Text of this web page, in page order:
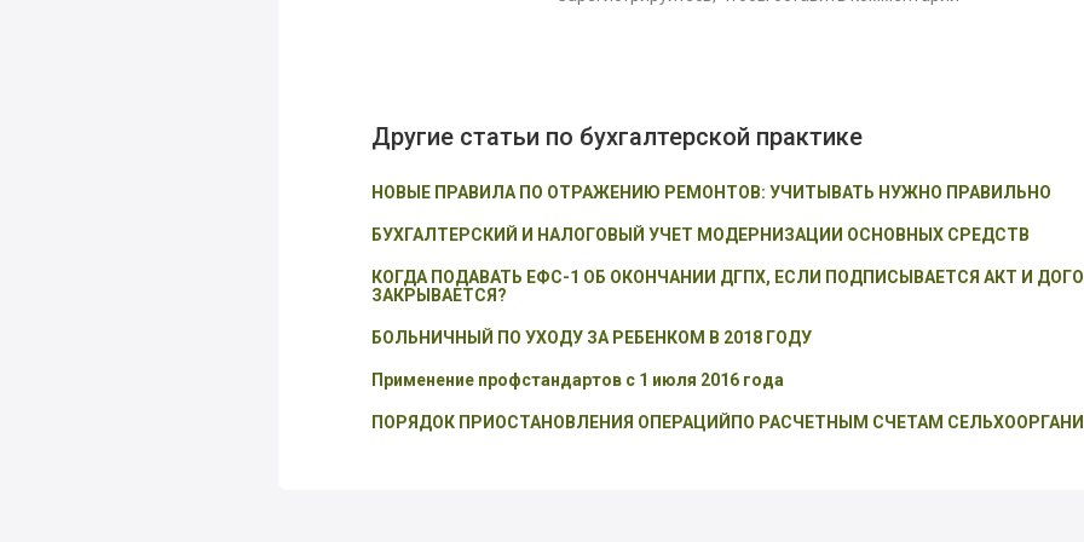
Другие статьи по бухгалтерской практике
НОВЫЕ ПРАВИЛА ПО ОТРАЖЕНИЮ РЕМОНТОВ: УЧИТЫВАТЬ НУЖНО ПРАВИЛЬНО
БУХГАЛТЕРСКИЙ И НАЛОГОВЫЙ УЧЕТ МОДЕРНИЗАЦИИ ОСНОВНЫХ СРЕДСТВ
КОГДА ПОДАВАТЬ ЕФС-1 ОБ ОКОНЧАНИИ ДГПХ, ЕСЛИ ПОДПИСЫВАЕТСЯ АКТ И
ЗАКРЫВАЕТСЯ?
БОЛЬНИЧНЫЙ ПО УХОДУ ЗА РЕБЕНКОМ В 2018 ГОДУ
Применение профстандартов с 1 июля 2016 года
ПОРЯДОК ПРИОСТАНОВЛЕНИЯ ОПЕРАЦИЙПО РАСЧЕТНЫМ СЧЕТАМ